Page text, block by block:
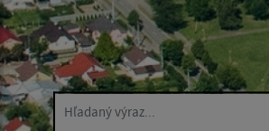
Hľadaný výraz...